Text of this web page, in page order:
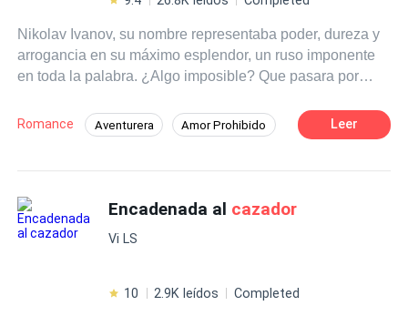
Nikolav Ivanov, su nombre representaba poder, dureza y
arrogancia en su máximo esplendor, un ruso imponente
en toda la palabra. ¿Algo imposible? Que pasara por
la población femenina y gran parte de la población
masculina también. Era un hombre arrebatadoramente
que ese hombre representaba, pero…entre más
prohibido era estar con él, más excitante resultaba
nuestros encuentros. Él era el
Romance Aventurera Amor Prohibido
Amor de casados Heredero / Heredera
CEO
Leer
Encadenada al cazador
Vi LS
10 2.9K leídos Completed